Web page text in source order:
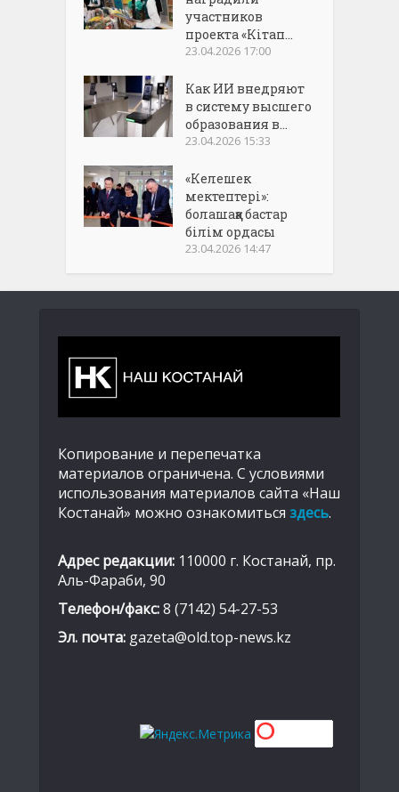
участников
проекта «Кітап...
23.04.2026 17:00
Как ИИ внедряют
в систему высшего
образования в...
23.04.2026 15:33
«Келешек
мектептері»:
болашаққа бастар
білім ордасы
23.04.2026 14:47
Копирование и перепечатка
материалов ограничена. С условиями
использования материалов сайта «Наш
Костанай» можно ознакомиться здесь.
Адрес редакции: 110000 г. Костанай, пр.
Аль-Фараби, 90
Телефон/факс:8 (7142) 54-27-53
Эл. почта: gazeta@old.top-news.kz